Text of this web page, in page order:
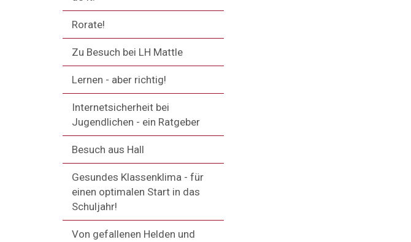
Rorate!
Zu Besuch bei LH Mattle
Lernen - aber richtig!
Internetsicherheit bei
Jugendlichen - ein Ratgeber
Besuch aus Hall
Gesundes Klassenklima - für
einen optimalen Start in das
Schuljahr!
Von gefallenen Helden und